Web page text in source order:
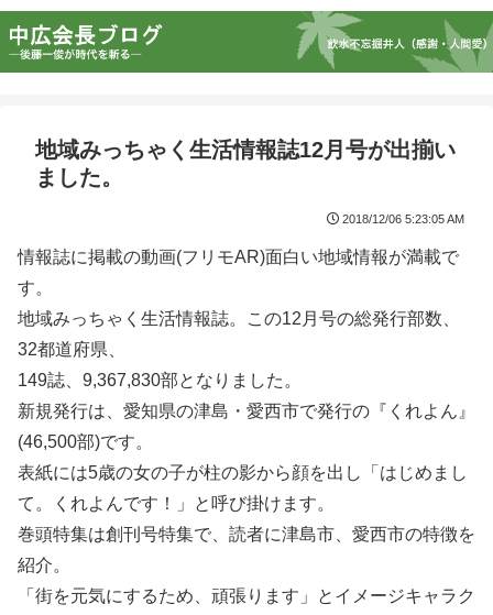
地域みっちゃく生活情報誌12月号が出揃い
ました。
2018/12/06 5:23:05 AM
情報誌に掲載の動画(フリモAR)面白い地域情報が満載で
す。
地域みっちゃく生活情報誌。この12月号の総発行部数、
32都道府県、
149誌、9,367,830部となりました。
新規発行は、愛知県の津島・愛西市で発行の『くれよん』
(46,500部)です。
表紙には5歳の女の子が柱の影から顔を出し「はじめまし
て。くれよんです！」と呼び掛けます。
巻頭特集は創刊号特集で、読者に津島市、愛西市の特徴を
紹介。
「街を元気にするため、頑張ります」とイメージキャラク